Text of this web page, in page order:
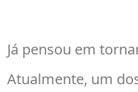
Já pensou em
Atualmente, um